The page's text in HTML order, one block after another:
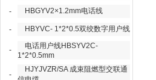
- HBGYV2×1.2mm电话线
- HBYVC- 1*2*0.5双绞数字用户线
-
电话用户线HBSYV2C-
1*2*0.5mm
-
HJYJVZR/SA 成束阻燃型交联通